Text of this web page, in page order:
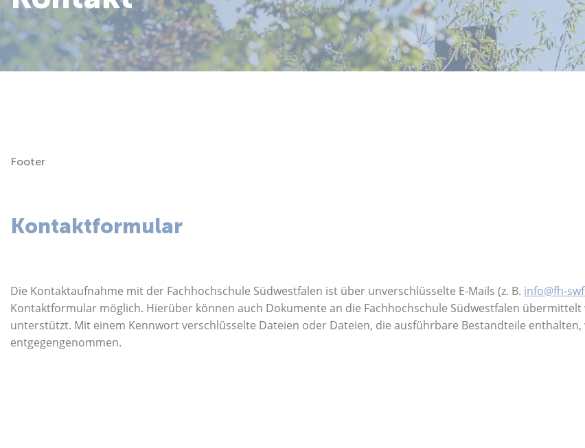
Über uns
Footer
Kontaktformular
Die Kontaktaufnahme mit der Fachhochschule Südwestfalen ist über unverschlüsselte E-Mails (z. B. info@fh-
Kontaktformular möglich. Hierüber können auch Dokumente an die Fachhochschule Südwestfalen übermittelt
unterstützt. Mit einem Kennwort verschlüsselte Dateien oder Dateien, die ausführbare Bestandteile
entgegengenommen.